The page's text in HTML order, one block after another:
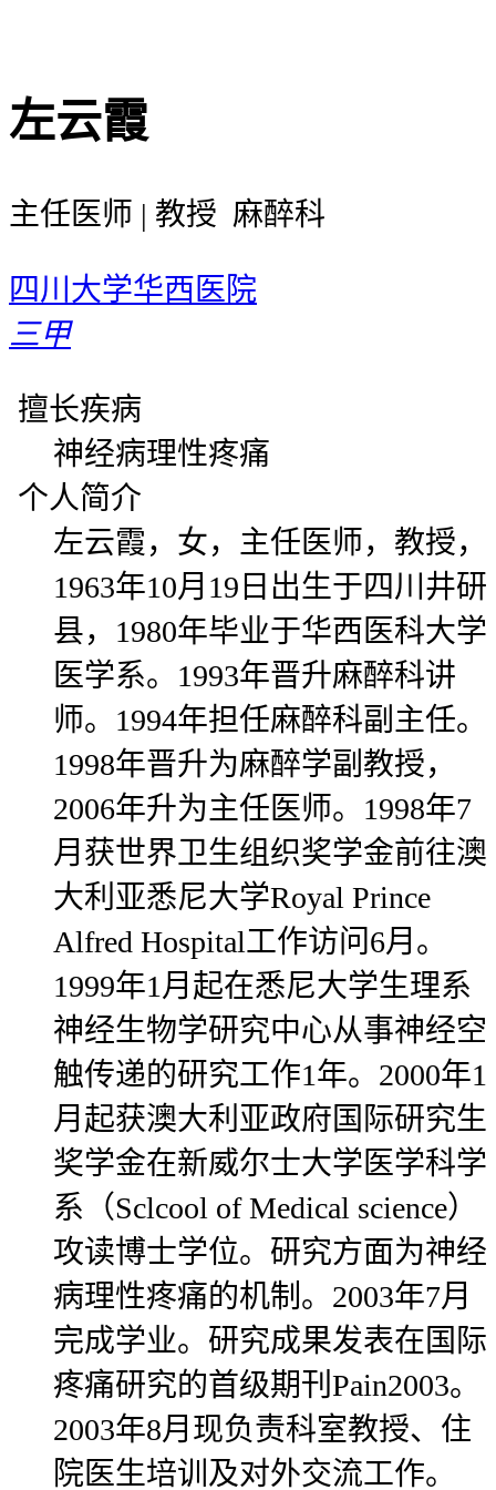
左云霞
主任医师 | 教授 麻醉科
四川大学华西医院
三甲
擅长疾病
神经病理性疼痛
个人简介
左云霞，女，主任医师，教授，
1963年10月19日出生于四川井研
县，1980年毕业于华西医科大学
医学系。1993年晋升麻醉科讲
师。1994年担任麻醉科副主任。
1998年晋升为麻醉学副教授，
2006年升为主任医师。1998年7
月获世界卫生组织奖学金前往澳
大利亚悉尼大学Royal Prince
Alfred Hospital工作访问6月。
1999年1月起在悉尼大学生理系
神经生物学研究中心从事神经空
触传递的研究工作1年。2000年1
月起获澳大利亚政府国际研究生
奖学金在新威尔士大学医学科学
系（Sclcool of Medical science）
攻读博士学位。研究方面为神经
病理性疼痛的机制。2003年7月
完成学业。研究成果发表在国际
疼痛研究的首级期刊Pain2003。
2003年8月现负责科室教授、住
院医生培训及对外交流工作。